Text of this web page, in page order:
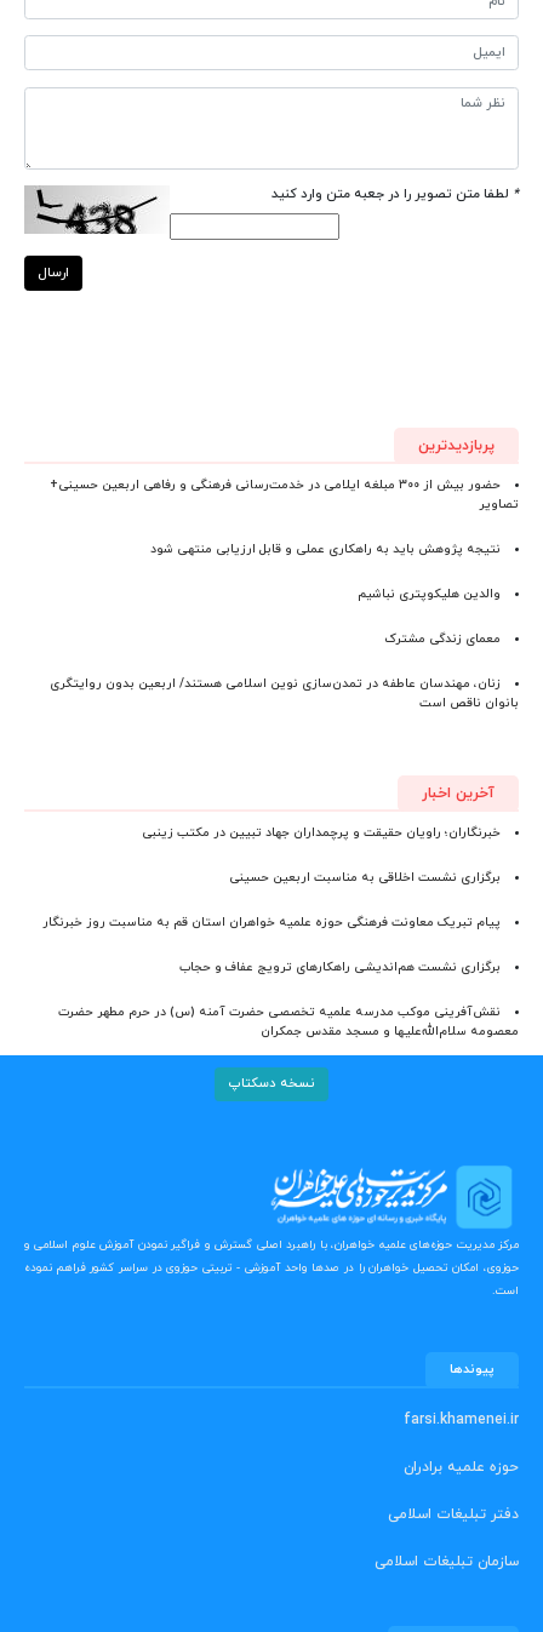
* لطفا متن تصویر را در جعبه متن وارد کنید
ارسال
پربازدیدترین
حضور بیش از ۳۰۰ مبلغه ایلامی در خدمت‌رسانی فرهنگی و رفاهی اربعین حسینی+
تصاویر
نتیجه پژوهش باید به راهکاری عملی و قابل ارزیابی منتهی شود
والدین هلیکوپتری نباشیم
معمای زندگی مشترک
زنان، مهندسان عاطفه در تمدن‌سازی نوین اسلامی هستند/ اربعین بدون روایتگری
بانوان ناقص است
آخرین اخبار
خبرنگاران؛ راویان حقیقت و پرچمداران جهاد تبیین در مکتب زینبی
برگزاری نشست اخلاقی به مناسبت اربعین حسینی
پیام تبریک معاونت فرهنگی حوزه علمیه خواهران استان قم به مناسبت روز خبرنگار
برگزاری نشست هم‌اندیشی راهکارهای ترویج عفاف و حجاب
نقش‌آفرینی موکب مدرسه علمیه تخصصی حضرت آمنه (س) در حرم مطهر حضرت
معصومه سلام‌الله‌علیها و مسجد مقدس جمکران
نسخه دسکتاپ
مرکز مدیریت حوزه‌های علمیه خواهران، با راهبرد اصلی گسترش و فراگیر نمودن آموزش علوم اسلامی و
حوزوی، امکان تحصیل خواهران را در صدها واحد آموزشی - تربیتی حوزوی در سراسر کشور فراهم نموده
است.
پیوندها
farsi.khamenei.ir
حوزه علمیه برادران
دفتر تبلیغات اسلامی
سازمان تبلیغات اسلامی